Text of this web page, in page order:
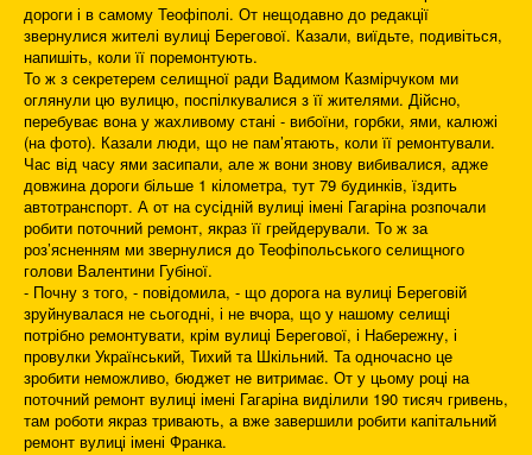
дороги і в самому Теофіполі. От нещодавно до редакції
звернулися жителі вулиці Берегової. Казали, виїдьте, подивіться,
напишіть, коли її поремонтують.
То ж з секретерем селищної ради Вадимом Казмірчуком ми
оглянули цю вулицю, поспілкувалися з її жителями. Дійсно,
перебуває вона у жахливому стані - вибоїни, горбки, ями, калюжі
(на фото). Казали люди, що не пам’ятають, коли її ремонтували.
Час від часу ями засипали, але ж вони знову вибивалися, адже
довжина дороги більше 1 кілометра, тут 79 будинків, їздить
автотранспорт. А от на сусідній вулиці імені Гагаріна розпочали
робити поточний ремонт, якраз її грейдерували. То ж за
роз’ясненням ми звернулися до Теофіпольського селищного
голови Валентини Губіної.
- Почну з того, - повідомила, - що дорога на вулиці Береговій
зруйнувалася не сьогодні, і не вчора, що у нашому селищі
потрібно ремонтувати, крім вулиці Берегової, і Набережну, і
провулки Український, Тихий та Шкільний. Та одночасно це
зробити неможливо, бюджет не витримає. От у цьому році на
поточний ремонт вулиці імені Гагаріна виділили 190 тисяч гривень,
там роботи якраз тривають, а вже завершили робити капітальний
ремонт вулиці імені Франка.